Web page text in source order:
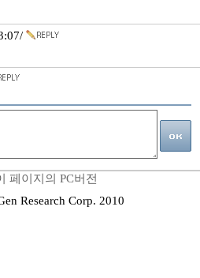
페이지의 PC버전
Research Corp. 2010